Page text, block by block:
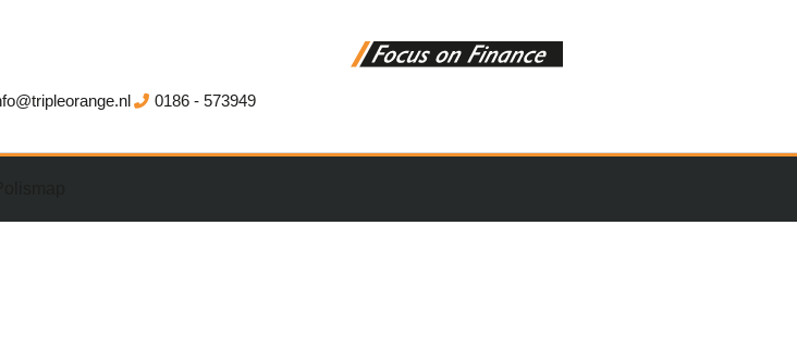
0186 - 573949